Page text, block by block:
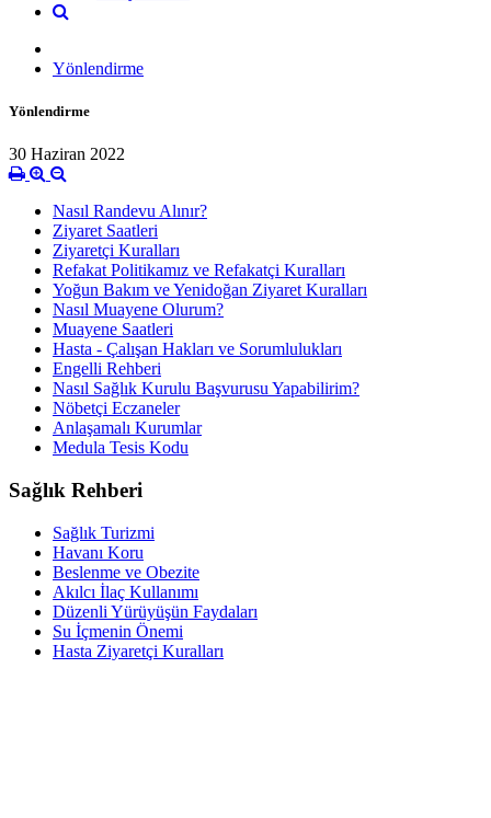
Yönlendirme
Yönlendirme
30 Haziran 2022
Nasıl Randevu Alınır?
Ziyaret Saatleri
Ziyaretçi Kuralları
Refakat Politikamız ve Refakatçi Kuralları
Yoğun Bakım ve Yenidoğan Ziyaret Kuralları
Nasıl Muayene Olurum?
Muayene Saatleri
Hasta - Çalışan Hakları ve Sorumlulukları
Engelli Rehberi
Nasıl Sağlık Kurulu Başvurusu Yapabilirim?
Nöbetçi Eczaneler
Anlaşamalı Kurumlar
Medula Tesis Kodu
Sağlık Rehberi
Sağlık Turizmi
Havanı Koru
Beslenme ve Obezite
Akılcı İlaç Kullanımı
Düzenli Yürüyüşün Faydaları
Su İçmenin Önemi
Hasta Ziyaretçi Kuralları